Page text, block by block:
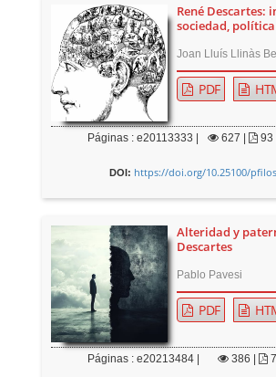
René Descartes:
sociedad, política
Joan Lluís Llinàs
PDF
Páginas : e20113333 | 627 93 |
DOI: https://doi.org/10.25100/
Alteridad y
Descartes
Pablo Pavesi
PDF
Páginas : e20213484 | 386